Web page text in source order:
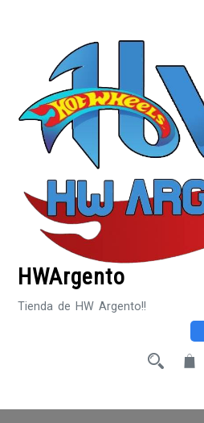
HWArgento
Tienda de HW Argento!!